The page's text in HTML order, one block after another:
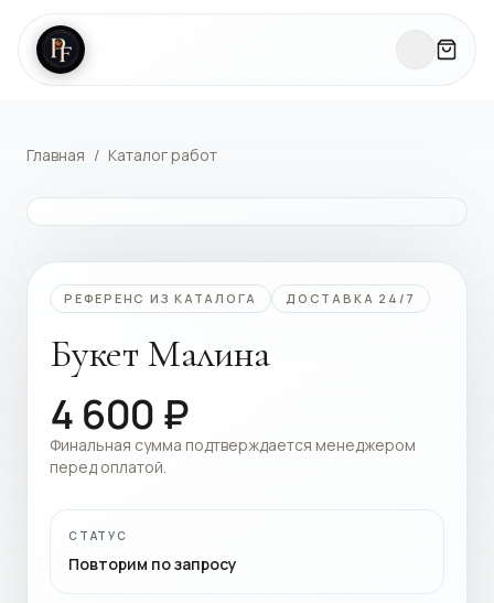
Главная / Каталог работ
РЕФЕРЕНС ИЗ КАТАЛОГА ДОСТАВКА 24/7
Букет Малина
4 600 ₽
Финальная сумма подтверждается менеджером
перед оплатой.
СТАТУС
Повторим по запросу